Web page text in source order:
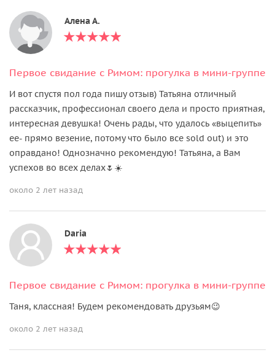
Алена А.
Первое свидание с Римом: прогулка в мини-группе
И вот спустя пол года пишу отзыв) Татьяна отличный
рассказчик, профессионал своего дела и просто приятная,
интересная девушка! Очень рады, что удалось «выцепить»
ее- прямо везение, потому что было все sold out) и это
оправдано! Однозначно рекомендую! Татьяна, а Вам
успехов во всех делах🌷☀️
около 2 лет назад
Daria
Первое свидание с Римом: прогулка в мини-группе
Таня, классная! Будем рекомендовать друзьям😉
около 2 лет назад